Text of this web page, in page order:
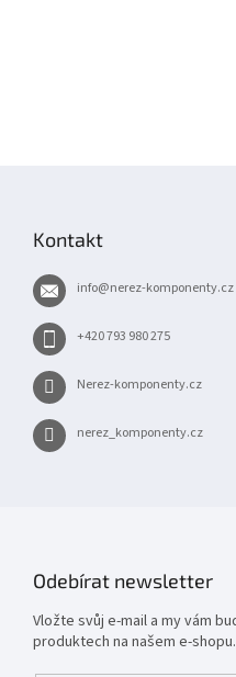
Kontakt
info@nerez-komponenty.cz
+420 793 980 275
Nerez-komponenty.cz
nerez_komponenty.cz
Odebírat newsletter
Vložte svůj e-mail a my vám
produktech na našem e-shopu.